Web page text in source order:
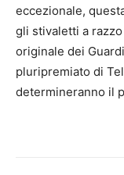
eccezionale,
gli stivaletti a
originale dei
pluripremiato di
determineranno il